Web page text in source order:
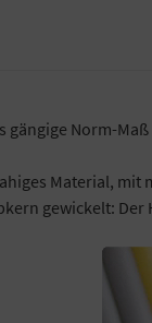
Norm-
Material,
gewickelt: